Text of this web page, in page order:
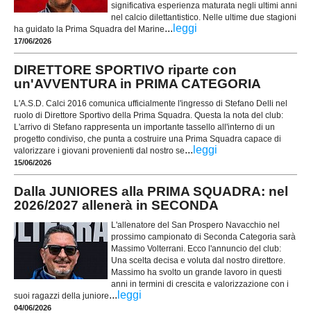
significativa esperienza maturata negli ultimi anni
nel calcio dilettantistico. Nelle ultime due stagioni
ha guidato la Prima Squadra del Marine... leggi
17/06/2026
DIRETTORE SPORTIVO riparte con
un'AVVENTURA in PRIMA CATEGORIA
L'A.S.D. Calci 2016 comunica ufficialmente l'ingresso di Stefano Delli nel
ruolo di Direttore Sportivo della Prima Squadra. Questa la nota del club:
L'arrivo di Stefano rappresenta un importante tassello all'interno di un
progetto condiviso, che punta a costruire una Prima Squadra capace di
valorizzare i giovani provenienti dal nostro se... leggi
15/06/2026
Dalla JUNIORES alla PRIMA SQUADRA: nel
2026/2027 allenerà in SECONDA
L'allenatore del San Prospero Navacchio nel
prossimo campionato di Seconda Categoria sarà
Massimo Volterrani. Ecco l'annuncio del club:
Una scelta decisa e voluta dal nostro direttore.
Massimo ha svolto un grande lavoro in questi
anni in termini di crescita e valorizzazione con i
suoi ragazzi della juniore... leggi
04/06/2026